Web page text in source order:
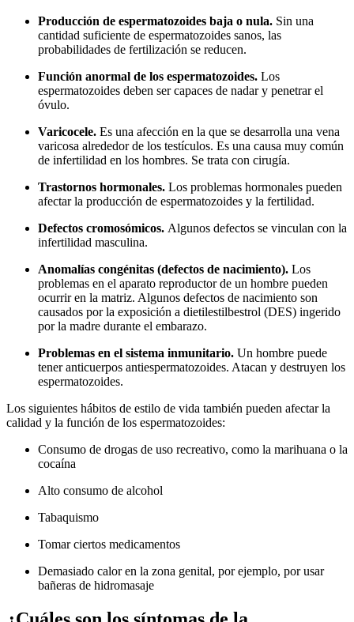
Producción de espermatozoides baja o nula. Sin una
cantidad suficiente de espermatozoides sanos, las
probabilidades de fertilización se reducen.
Función anormal de los espermatozoides. Los
espermatozoides deben ser capaces de nadar y penetrar el
óvulo.
Varicocele. Es una afección en la que se desarrolla una vena
varicosa alrededor de los testículos. Es una causa muy común
de infertilidad en los hombres. Se trata con cirugía.
Trastornos hormonales. Los problemas hormonales pueden
afectar la producción de espermatozoides y la fertilidad.
Defectos cromosómicos. Algunos defectos se vinculan con la
infertilidad masculina.
Anomalías congénitas (defectos de nacimiento). Los
problemas en el aparato reproductor de un hombre pueden
ocurrir en la matriz. Algunos defectos de nacimiento son
causados por la exposición a dietilestilbestrol (DES) ingerido
por la madre durante el embarazo.
Problemas en el sistema inmunitario. Un hombre puede
tener anticuerpos antiespermatozoides. Atacan y destruyen los
espermatozoides.
Los siguientes hábitos de estilo de vida también pueden afectar la
calidad y la función de los espermatozoides:
Consumo de drogas de uso recreativo, como la marihuana o la
cocaína
Alto consumo de alcohol
Tabaquismo
Tomar ciertos medicamentos
Demasiado calor en la zona genital, por ejemplo, por usar
bañeras de hidromasaje